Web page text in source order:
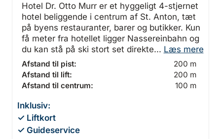
Hotel Dr. Otto Murr er et hyggeligt 4-stjernet
hotel beliggende i centrum af St. Anton, tæt
på byens restauranter, barer og butikker. Kun
få meter fra hotellet ligger Nassereinbahn og
du kan stå på ski stort set direkte... Læs mere
Afstand til pist:
200 m
Afstand til lift:
200 m
Afstand til centrum:
100 m
Inklusiv:
✓ Liftkort
✓ Guideservice